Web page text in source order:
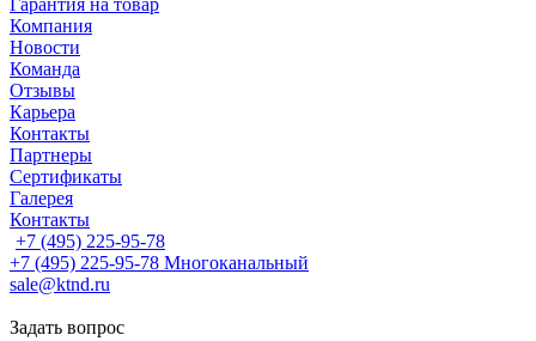
Гарантия на товар
Компания
Новости
Команда
Отзывы
Карьера
Контакты
Партнеры
Сертификаты
Галерея
Контакты
+7 (495) 225-95-78
+7 (495) 225-95-78 Многоканальный
sale@ktnd.ru
Задать вопрос